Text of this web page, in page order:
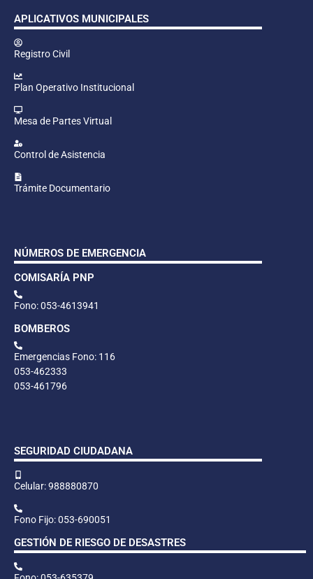
APLICATIVOS MUNICIPALES
Registro Civil
Plan Operativo Institucional
Mesa de Partes Virtual
Control de Asistencia
Trámite Documentario
NÚMEROS DE EMERGENCIA
COMISARÍA PNP
Fono: 053-4613941
BOMBEROS
Emergencias Fono: 116
053-462333
053-461796
SEGURIDAD CIUDADANA
Celular: 988880870
Fono Fijo: 053-690051
GESTIÓN DE RIESGO DE DESASTRES